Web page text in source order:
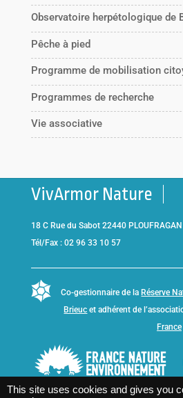
Observatoire herpétologique de
Pêche à pied
Programme de mobilisation
Programmes de recherche
Vie associative
VivArmor Nature
18 C Rue du Sabot 22440
Tél/Fax : 02 96 33 10 57
Co-gestionnaire de la Réserve
Brieuc et adhérent de
France
This site uses cookies and gives you